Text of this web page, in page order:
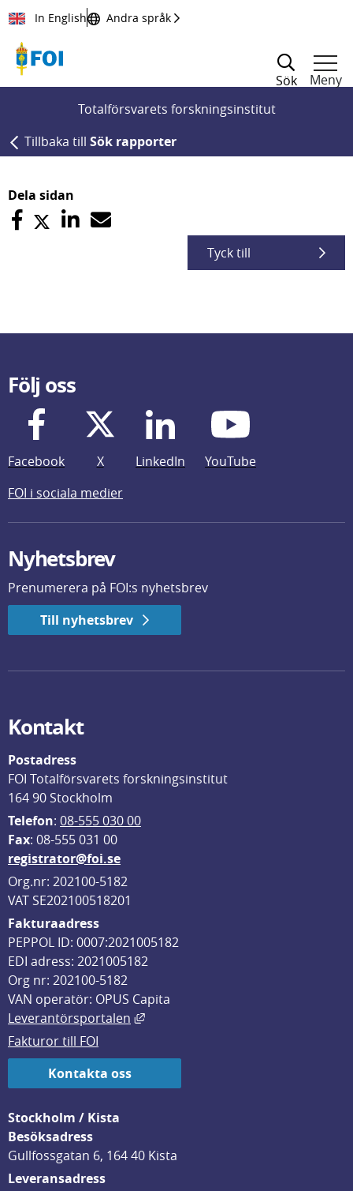
Till innehållet
In English Andra språk
Sök
Meny
Totalförsvarets forskningsinstitut
Tillbaka till Sök rapporter
Dela sidan
Tyck till
Följ oss
Facebook X LinkedIn
YouTube
FOI i sociala medier
Nyhetsbrev
Prenumerera på FOI:s nyhetsbrev
Till nyhetsbrev
Kontakt
Postadress
FOI Totalförsvarets forskningsinstitut
164 90 Stockholm
Telefon: 08-555 030 00
Fax: 08-555 031 00
registrator@foi.se
Org.nr: 202100-5182
VAT SE202100518201
Fakturaadress
PEPPOL ID: 0007:2021005182
EDI adress: 2021005182
Org nr: 202100-5182
VAN operatör: OPUS Capita
Leverantörsportalen
Länk till annan webbplats, öppnas
Fakturor till FOI
Kontakta oss
Stockholm / Kista
Besöksadress
Gullfossgatan 6, 164 40 Kista
Leveransadress